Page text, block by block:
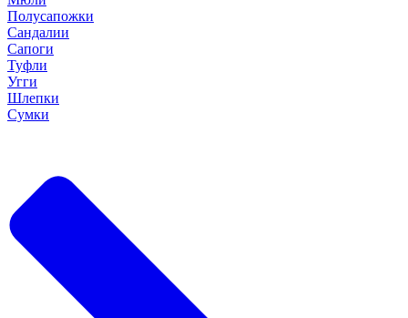
Полусапожки
Сандалии
Сапоги
Туфли
Угги
Шлепки
Сумки